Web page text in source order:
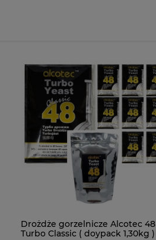
Drożdże gorzelnicze Alcotec 48
Turbo Classic ( doypack 1,30kg )